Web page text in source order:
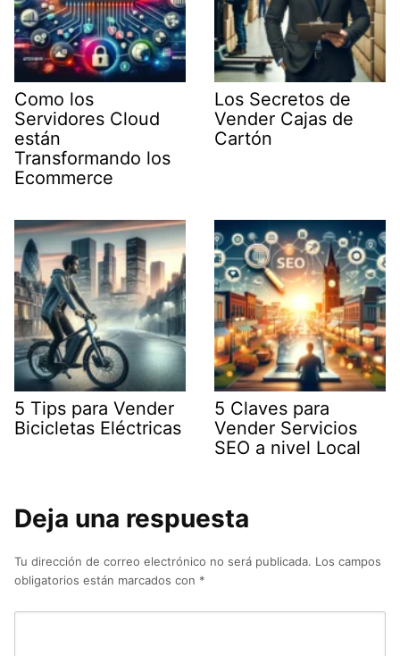
Como los
Servidores Cloud
están
Transformando los
Ecommerce
Los Secretos de
Vender Cajas de
Cartón
5 Tips para Vender
Bicicletas Eléctricas
5 Claves para
Vender Servicios
SEO a nivel Local
Deja una respuesta
Tu dirección de correo electrónico no será publicada. Los campos
obligatorios están marcados con *